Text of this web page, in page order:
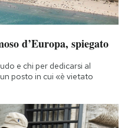
d’Europa, spiegato
e chi per dedicarsi al
posto in cui «è vietato